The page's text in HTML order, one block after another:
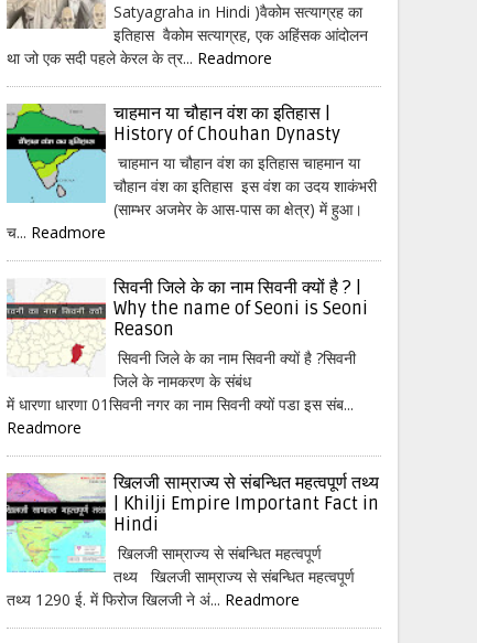
Satyagraha in Hindi )वैकोम सत्याग्रह का
इतिहास वैकोम सत्याग्रह, एक अहिंसक आंदोलन
था जो एक सदी पहले केरल के त्र... Readmore
चाहमान या चौहान वंश का इतिहास |
History of Chouhan Dynasty
चाहमान या चौहान वंश का इतिहास चाहमान या
चौहान वंश का इतिहास इस वंश का उदय शाकंभरी
(साम्भर अजमेर के आस-पास का क्षेत्र) में हुआ।
च... Readmore
सिवनी जिले के का नाम सिवनी क्यों है ? |
Why the name of Seoni is Seoni
Reason
सिवनी जिले के का नाम सिवनी क्यों है ?सिवनी
जिले के नामकरण के संबंध
में धारणा धारणा 01सिवनी नगर का नाम सिवनी क्यों पडा इस संब...
Readmore
खिलजी साम्राज्य से संबन्धित महत्वपूर्ण तथ्य
| Khilji Empire Important Fact in
Hindi
खिलजी साम्राज्य से संबन्धित महत्वपूर्ण
तथ्य खिलजी साम्राज्य से संबन्धित महत्वपूर्ण
तथ्य 1290 ई. में फिरोज खिलजी ने अं... Readmore